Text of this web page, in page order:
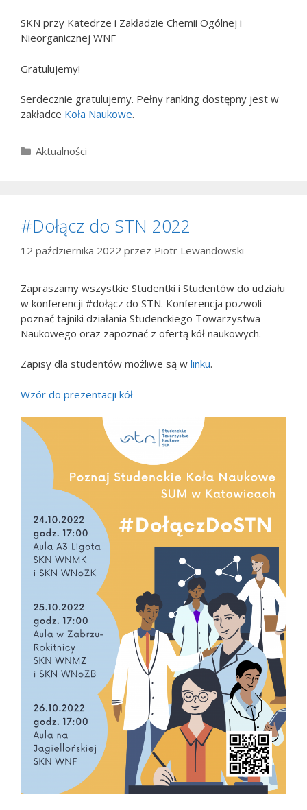
SKN przy Katedrze i Zakładzie Chemii Ogólnej i
Nieorganicznej WNF
Gratulujemy!
Serdecznie gratulujemy. Pełny ranking dostępny jest w
zakładce Koła Naukowe.
Kategorie
Aktualności
#Dołącz do STN 2022
12 października 2022 przez Piotr Lewandowski
Zapraszamy wszystkie Studentki i Studentów do udziału
w konferencji #dołącz do STN. Konferencja pozwoli
poznać tajniki działania Studenckiego Towarzystwa
Naukowego oraz zapoznać z ofertą kół naukowych.
Zapisy dla studentów możliwe są w linku.
Wzór do prezentacji kół